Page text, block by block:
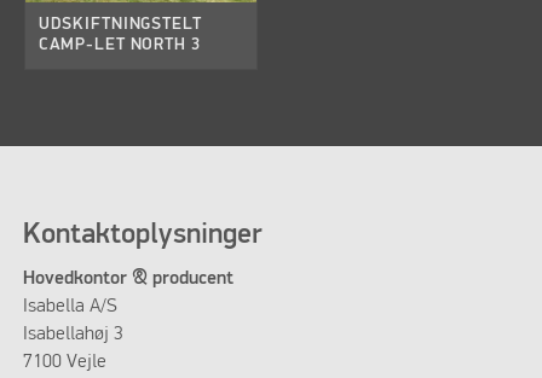
UDSKIFTNINGSTELT
CAMP-LET NORTH 3
Kontaktoplysninger
Hovedkontor & producent
Isabella A/S
Isabellahøj 3
7100 Vejle